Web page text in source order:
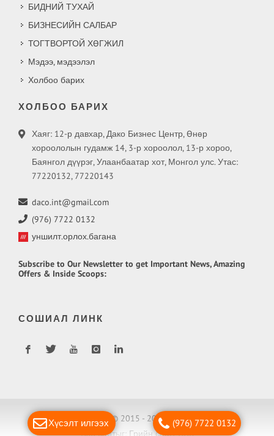
БИДНИЙ ТУХАЙ
БИЗНЕСИЙН САЛБАР
ТОГТВОРТОЙ ХӨГЖИЛ
Мэдээ, мэдээлэл
Холбоо барих
ХОЛБОО БАРИХ
Хаяг: 12-р давхар, Дако Бизнес Центр, Өнөр
хороололын гудамж 14, 3-р хороолол, 13-р хороо,
Баянгол дүүрэг, Улаанбаатар хот, Монгол улс. Утас:
77220132, 77220143
daco.int@gmail.com
(976) 7722 0132
уншилт.орлох.багана
Subscribe to Our Newsletter to get Important News, Amazing
Offers & Inside Scoops:
СОШИАЛ ЛИНК
Copyright © 2015 - 2018 Daco LLC
Вэб сайтыг: Грийн софт ХХК
Хүсэлт илгээх (976) 7722 0132